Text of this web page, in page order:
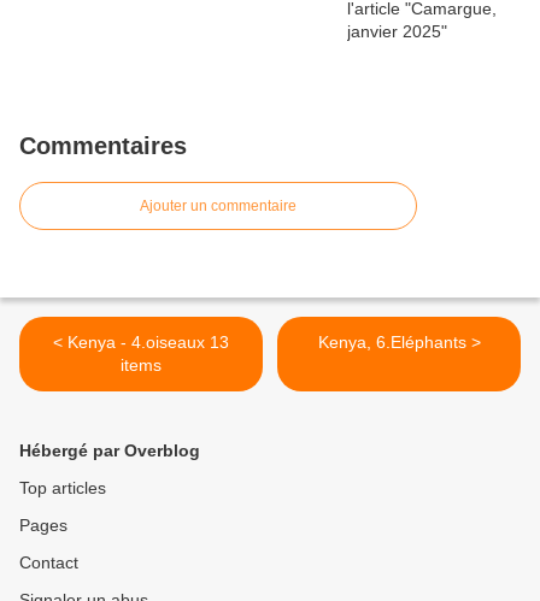
Commentaires
Ajouter un commentaire
< Kenya - 4.oiseaux 13
items
Kenya, 6.Eléphants >
Hébergé par Overblog
Top articles
Pages
Contact